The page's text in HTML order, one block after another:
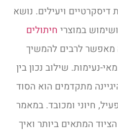
דיסקרטיים ויעילים. נושא
במוצרי חיתולים
מאפשר לרבים להמשיך
נעימות. שילוב נכון בין
מתקדמים הוא הסוד
חיוני ומכובד. במאמר
המתאים ביותר ואיך